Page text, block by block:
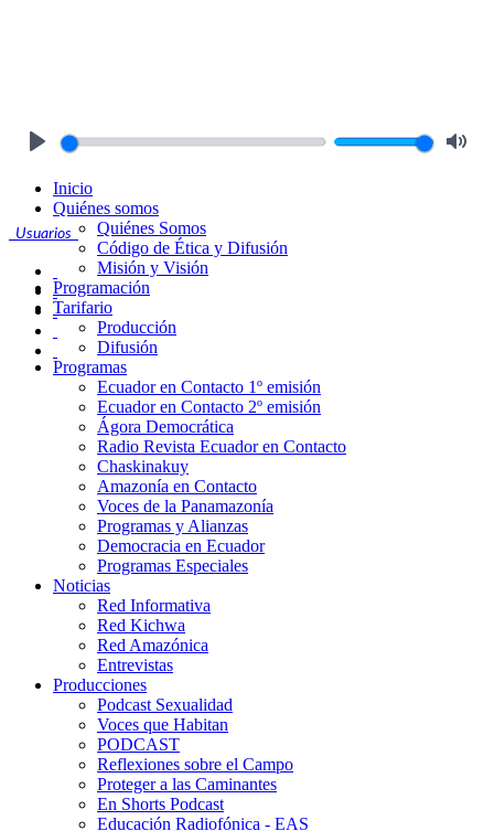
Usuarios
Inicio
Quiénes somos
Quiénes Somos
Código de Ética y Difusión
Misión y Visión
Programación
Tarifario
Producción
Difusión
Programas
Ecuador en Contacto 1º emisión
Ecuador en Contacto 2º emisión
Ágora Democrática
Radio Revista Ecuador en Contacto
Chaskinakuy
Amazonía en Contacto
Voces de la Panamazonía
Programas y Alianzas
Democracia en Ecuador
Programas Especiales
Noticias
Red Informativa
Red Kichwa
Red Amazónica
Entrevistas
Producciones
Podcast Sexualidad
Voces que Habitan
PODCAST
Reflexiones sobre el Campo
Proteger a las Caminantes
En Shorts Podcast
Educación Radiofónica - EAS